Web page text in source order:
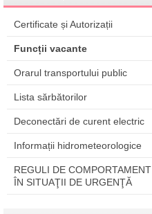
Certificate și Autorizații
Funcții vacante
Orarul transportului public
Lista sărbătorilor
Deconectări de curent electric
Informații hidrometeorologice
REGULI DE COMPORTAMENT
ÎN SITUAŢII DE URGENŢĂ